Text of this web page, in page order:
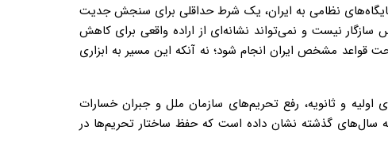
نظامی به ایران، یک شرط حداقلی برای سنجش جدیت
نیست و نمی‌تواند نشانه‌ای از اراده واقعی برای کاهش
قواعد مشخص ایران انجام شود؛ نه آنکه این مسیر به ابزاری
و ثانویه، رفع تحریم‌های سازمان ملل و جبران خسارات
سال‌های گذشته نشان داده است که حفظ ساختار تحریم‌ها در